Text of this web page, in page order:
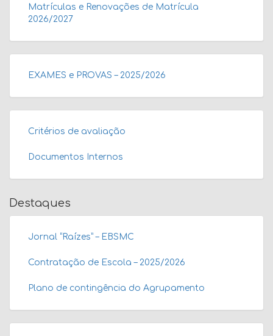
Matrículas e Renovações de Matrícula
2026/2027
EXAMES e PROVAS – 2025/2026
Critérios de avaliação
Documentos Internos
Destaques
Jornal “Raízes” – EBSMC
Contratação de Escola – 2025/2026
Plano de contingência do Agrupamento